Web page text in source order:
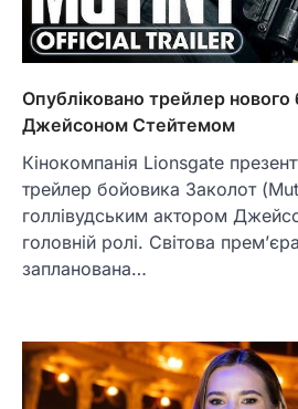
Опубліковано трейлер нового
Джейсоном Стейтемом
Кінокомпанія Lionsgate
трейлер бойовика Заколот
голлівудським актором
головній ролі. Світова
запланована…